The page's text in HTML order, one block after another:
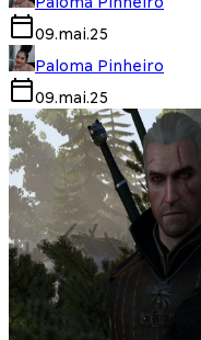
09.mai.25
Paloma Pinheiro
09.mai.25